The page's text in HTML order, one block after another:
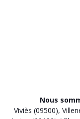
Nous
Viviès (09500),